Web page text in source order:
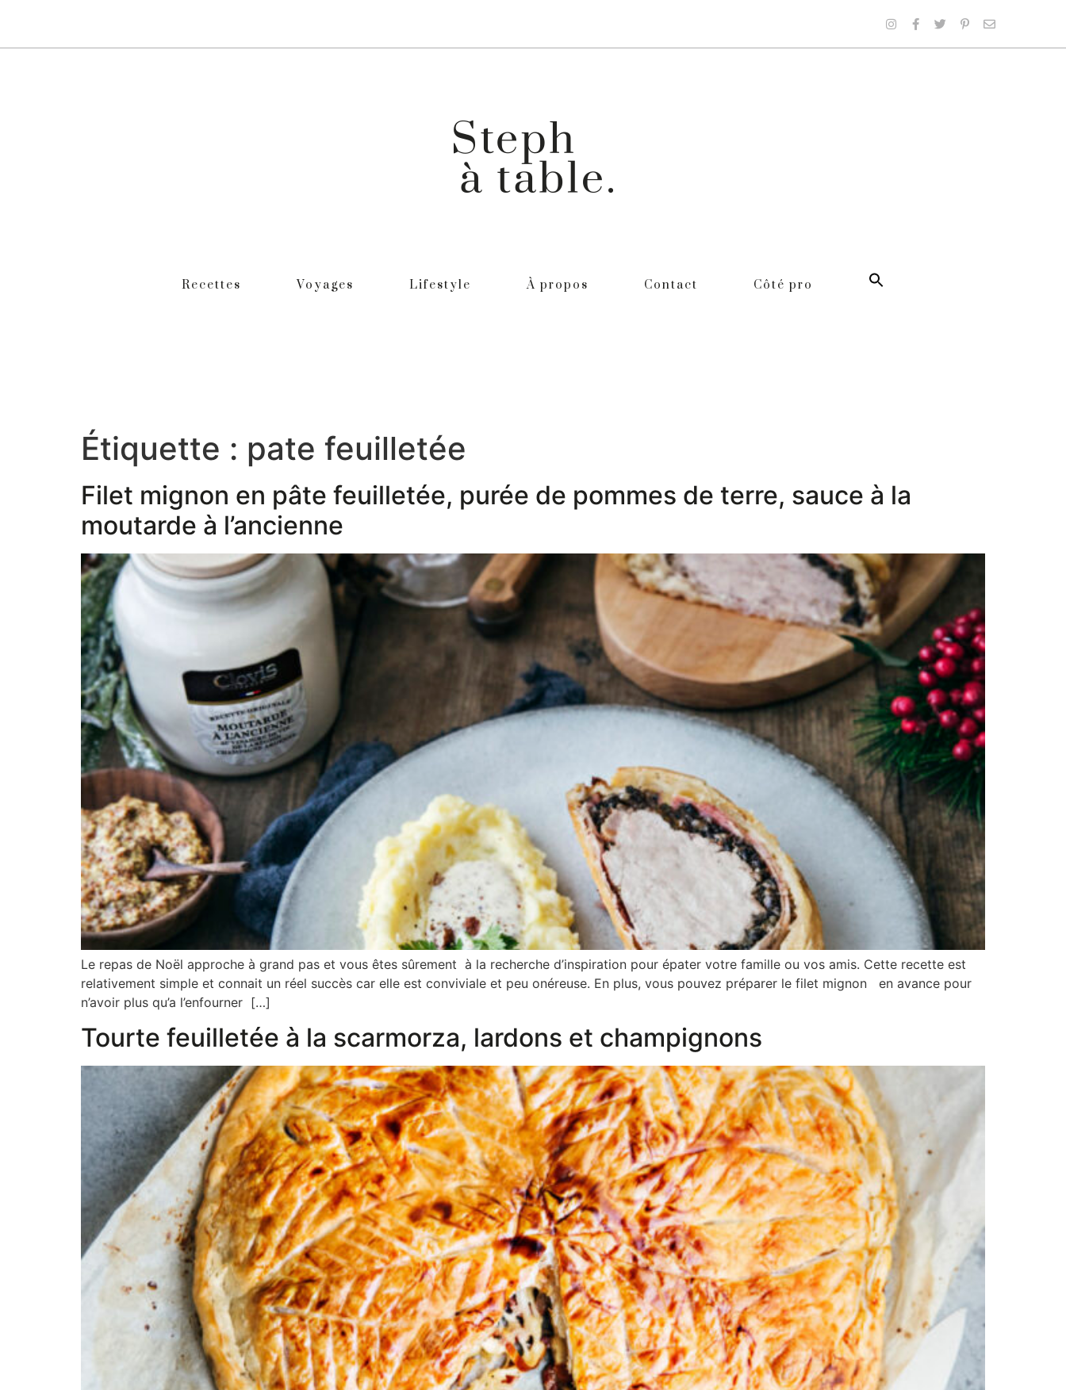
Recettes Voyages Lifestyle À propos Contact Côté pro
Étiquette : pate feuilletée
Filet mignon en pâte feuilletée, purée de pommes de terre, sauce à la
moutarde à l’ancienne
Le repas de Noël approche à grand pas et vous êtes sûrement à la recherche d’inspiration pour épater votre famille ou vos amis. Cette recette est
relativement simple et connait un réel succès car elle est conviviale et peu onéreuse. En plus, vous pouvez préparer le filet mignon en avance pour
n’avoir plus qu’a l’enfourner […]
Tourte feuilletée à la scarmorza, lardons et champignons